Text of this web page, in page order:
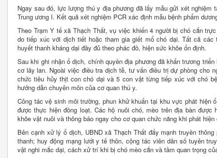
Ngay sau đó, lực lượng thú y địa phương đã lấy mẫu gửi xét nghiệm
Trung ương I. Kết quả xét nghiệm PCR xác định mẫu bệnh phẩm
Theo Trạm Y tế xã Thạch Thất, vụ việc khiến 4 người bị chó cắn
do tiếp xúc với dịch tiết hoặc tham gia giết mổ chó dại. Tất cả
huyết thanh kháng dại đầy đủ theo phác đồ, hiện sức khỏe ổn định.
Sau khi ghi nhận ổ dịch, chính quyền địa phương đã khẩn trương
cơ lây lan. Ngoài việc điều tra dịch tễ, tư vấn điều trị dự phòng cho
chức tiêu hủy thịt con chó dại và 5 con vật từng tiếp xúc với chó
hướng dẫn chuyên môn của cơ quan thú y.
Công tác vệ sinh môi trường, phun khử khuẩn tại khu vực phát hiện
được thực hiện đồng loạt. Các hộ nuôi chó, mèo trên địa bàn
khỏe vật nuôi và thông báo ngay cho cơ quan chức năng khi phát
Bên cạnh xử lý ổ dịch, UBND xã Thạch Thất đẩy mạnh truyền
thanh; huy động mạng lưới y tế thôn, cộng tác viên dân số tuyên
vật nghi mắc dại, cách xử trí khi bị chó mèo cắn và tầm quan trọng